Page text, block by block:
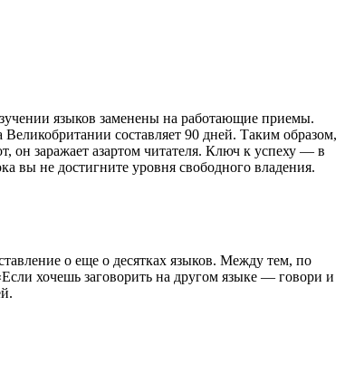
языков заменены на работающие приемы.
составляет 90 дней. Таким образом,
он заражает азартом читателя. Ключ к успеху — в
вы не достигните уровня свободного владения.
о еще о десятках языков. Между тем, по
хочешь заговорить на другом языке — говори и